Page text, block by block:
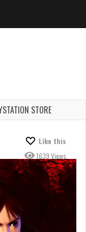
STORE
Like this
1639 Views